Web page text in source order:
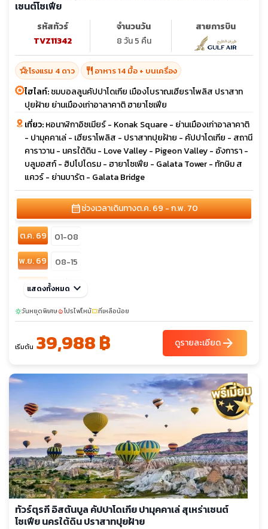
เซนต์โซเฟีย
รหัสทัวร์
TVZ11342
จำนวนวัน
8 วัน 5 คืน
สายการบิน
hotel_classโรงแรม 4 ดาว restaurant อาหาร 14 มื้อ + บนเครื่อง
ไฮไลท์:ชมบอลลูนคัปปาโดเกีย เมืองโบราณเฮียราโพลิส ปราสาท
ปุยฝ้าย ย่านเมืองเก่าอาลาคาติ ฮายาโซเฟีย
เที่ยว:หอนาฬิกาอิซเมียร์ - Konak Square - ย่านเมืองเก่าอาลาคาติ
- ปามุคคาเล่ - เฮียราโพลิส - ปราสาทปุยฝ้าย - คัปปาโดเกีย - สถานี
คาราวาน - นครใต้ดิน - Love Valley - Pigeon Valley - อังการา -
บลูมอสก์ - ฮิปโปโดรม - ฮายาโซเฟีย - Galata Tower - ทักษิม ส
แควร์ - ย่านบารัต - Galata Bridge
calendar_monthช่วงเวลาเดินทางต.ค. 69 - ก.พ. 70
ต.ค. 69
01-08
พ.ย. 69
08-15
ก.พ. 70
sunny
17-24
แสดงทั้งหมด keyboard_arrow_down
sunnyวันหยุดพิเศษlocal_fire_departmentโปรไฟไหม้confirmation_numberที่เหลือน้อย
เริ่มต้น 39,988 ฿ ดูรายละเอียดarrow_forward
ทัวร์ตุรกี อิสตันบูล คัปปาโดเกีย ปามุคคาเล่ สุเหร่าเซนต์
โซเฟีย นครใต้ดิน ปราสาทปุยฝ้าย